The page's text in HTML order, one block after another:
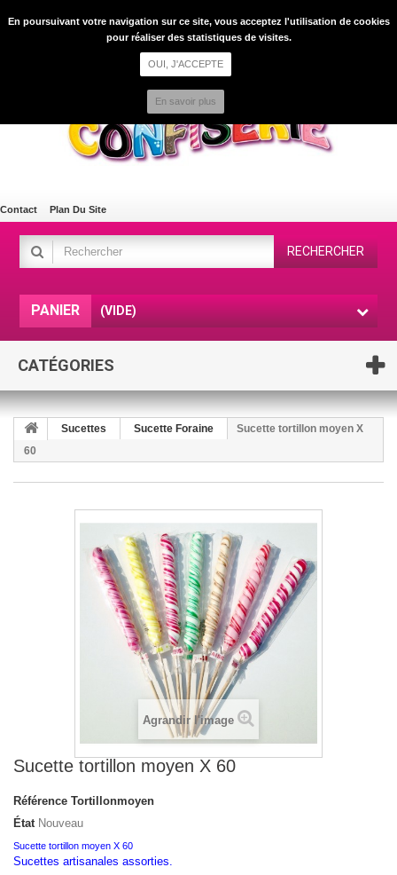
Contact Plan Du Site
RECHERCHER
PANIER (VIDE)
CATÉGORIES
Sucettes Sucette Foraine
Sucette tortillon moyen X
60
Agrandir l'image
Sucette tortillon moyen X 60
Référence Tortillonmoyen
État Nouveau
Sucette tortillon moyen X 60
Sucettes artisanales assorties.
En poursuivant votre navigation sur ce site, vous acceptez l'utilisation de cookies
pour réaliser des statistiques de visites.
OUI, J'ACCEPTE
En savoir plus